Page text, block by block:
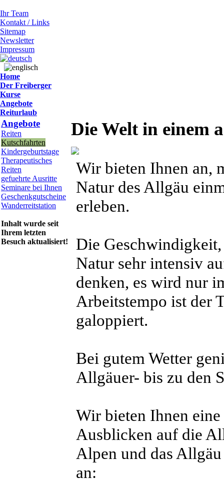
Ihr Team
Kontakt / Links
Sitemap
Newsletter
Impressum
Home
Der Freiberger
Kurse
Angebote
Reiturlaub
Angebote
Reiten
Kutschfahrten
Kindergeburtstage
Therapeutisches
Reiten
gefuehrte Ausritte
Seminare bei Ihnen
Geschenkgutscheine
Wanderreitstation
Inhalt wurde seit
Ihrem letzten
Besuch aktualisiert!
Die Welt in einem
Wir bieten Ihnen an,
Natur des Allgäu
erleben.
Die
Natur sehr intensiv
denken, es wird nur
Arbeitstempo ist der
galoppiert.
Bei gutem Wetter
Allgäuer- bis zu den
Wir bieten Ihnen
Ausblicken auf die
Alpen und das
an: